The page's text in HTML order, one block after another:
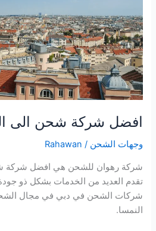
افضل شركة شحن الى
وجهات الشحن /
Rahawan
شركة رهوان للشحن هي افضل شركة
تقدم العديد من الخدمات بشكل ذو
شركات الشحن في دبي في مجال
النمسا.